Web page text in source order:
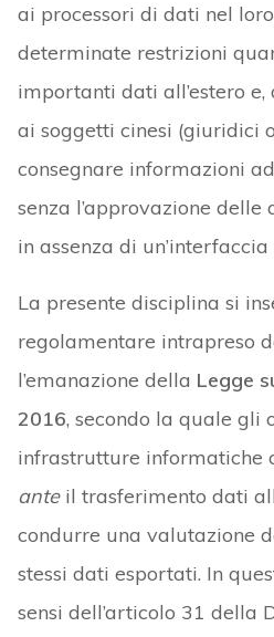
ai processori di dati nel
determinate restrizioni
importanti dati all’estero e,
ai soggetti cinesi (giuridici
consegnare informazioni
senza l’approvazione
in assenza di
La presente disciplina si
regolamentare intrapreso
l’emanazione della Legge
2016, secondo la quale gli
infrastrutture informatiche
anteil trasferimento dati
condurre una valutazione
stessi dati esportati. In
sensi dell’articolo 31 della